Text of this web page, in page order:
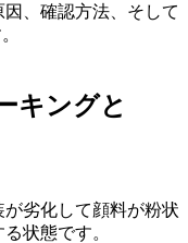
、確認方法、そして
キングと
劣化して顔料が粉状
状態です。